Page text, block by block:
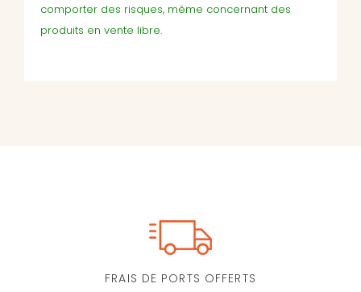
comporter des risques, même concernant des
produits en vente libre.
FRAIS DE PORTS OFFERTS